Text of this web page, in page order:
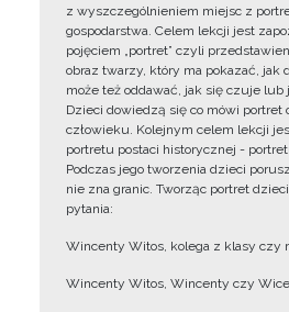
z wyszczególnieniem miejsc z
gospodarstwa. Celem lekcji jest
pojęciem „portret” czyli
obraz twarzy, który ma pokazać, jak
może też oddawać, jak się czuje lub
Dzieci dowiedzą się co mówi portret
człowieku. Kolejnym celem lekcji
portretu postaci historycznej -
Podczas jego tworzenia dzieci
nie zna granic. Tworząc portret
pytania:
Wincenty Witos, kolega z klasy czy
Wincenty Witos, Wincenty czy